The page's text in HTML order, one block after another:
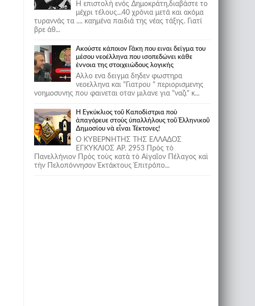
Η επιστολή ενός Δημοκράτη,διαβάστε το
μέχρι τέλους...40 χρόνια μετά και ακόμα
τυραννάς τα .... καημένα παιδιά της νέας τάξης. Γιατί
βρε άθ...
Ακούστε κάποιον Γάκη που ειναι δείγμα του
μέσου νεοέλληνα που ισοπεδώνει κάθε
έννοια της στοιχειώδους λογικής
Αλλο ενα δειγμα δηδεν φωστηρα
νεοελληνα και "Γιατρου " περιορισμενης
νοημοσυνης που φαινεται οταν μιλανε για "ναζι" κ...
Ἡ Ἐγκύκλιος τοῦ Καποδίστρια ποὺ
ἀπαγόρευε στοὺς ὑπαλλήλους τοῦ Ἑλληνικοῦ
Δημοσίου νὰ εἶναι Τέκτονες!
Ο ΚΥΒΕΡΝΗΤΗΣ ΤΗΣ ΕΛΛΑΔΟΣ
ΕΓΚΥΚΛΙΟΣ ΑΡ. 2953 Πρὸς τὸ
Πανελλήνιον Πρὸς τοὺς κατὰ τὸ Αἰγαῖον Πέλαγος καὶ
τὴν Πελοπόννησον Ἐκτάκτους Ἐπιτρόπο...